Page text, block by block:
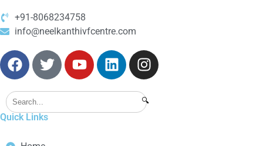
+91-8068234758
info@neelkanthivfcentre.com
🔍
Quick Links